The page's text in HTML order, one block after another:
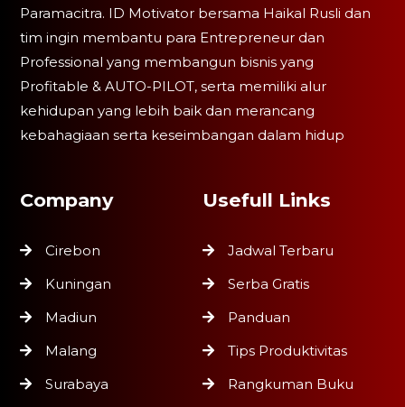
Paramacitra. ID Motivator bersama Haikal Rusli dan
tim ingin membantu para Entrepreneur dan
Professional yang membangun bisnis yang
Profitable & AUTO-PILOT, serta memiliki alur
kehidupan yang lebih baik dan merancang
kebahagiaan serta keseimbangan dalam hidup
Company
Cirebon
Kuningan
Madiun
Malang
Surabaya
Usefull Links
Jadwal Terbaru
Serba Gratis
Panduan
Tips Produktivitas
Rangkuman Buku